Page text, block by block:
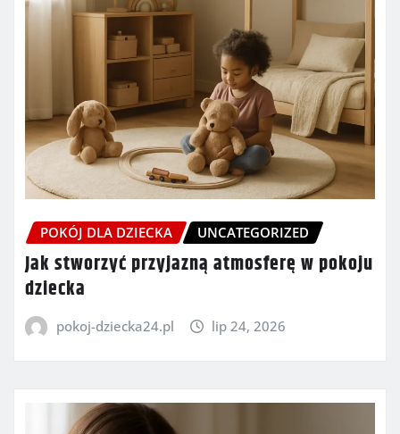
POKÓJ DLA DZIECKA UNCATEGORIZED
Jak stworzyć przyjazną atmosferę w pokoju
dziecka
pokoj-dziecka24.pl lip 24, 2026